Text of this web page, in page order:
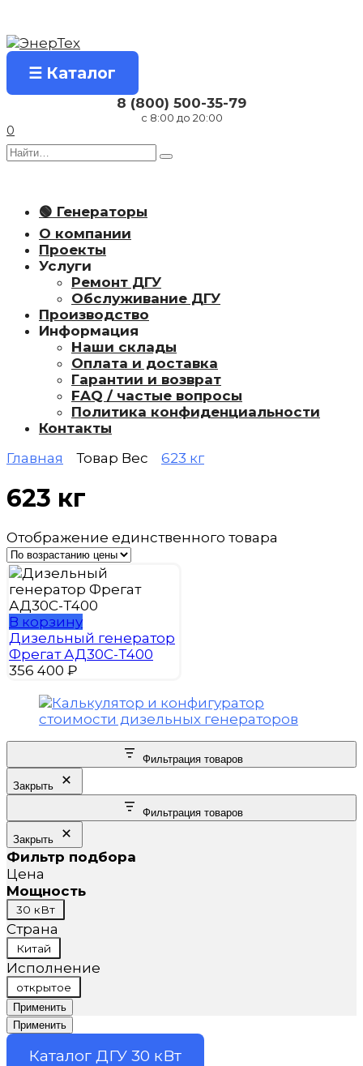
содержанию
☰ Каталог
8 (800) 500-35-79
с 8:00 до 20:00
0
Search
🟢 Генераторы
О компании
Проекты
Услуги
Ремонт ДГУ
Обслуживание ДГУ
Производство
Информация
Наши склады
Оплата и доставка
Гарантии и возврат
FAQ / частые вопросы
Политика конфиденциальности
Контакты
Главная
Товар Вес 623 кг
623 кг
Отображение единственного товара
В корзину
Дизельный генератор
Фрегат АД30С-Т400
356 400 ₽
Фильтрация товаров
Закрыть
Фильтрация товаров
Закрыть
Фильтр подбора
Цена
Мощность
Мощность
30 кВт
Страна
Страна
Китай
Исполнение
Исполнение
открытое
Применить
Применить
Каталог ДГУ 30 кВт